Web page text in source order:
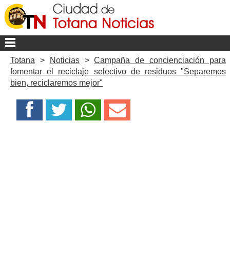
Totana > Noticias>Campaña de concienciación para
fomentar el reciclaje selectivo de residuos "Separemos
bien, reciclaremos mejor"